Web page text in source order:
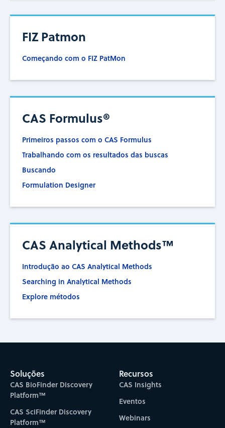
FIZ Patmon
Começando com o FIZ PatMon
CAS Formulus®
Primeiros passos com o CAS Formulus
Trabalhando com os resultados das buscas
Buscando
Formulation Designer
CAS Analytical Methods™
Introdução ao CAS Analytical Methods
Searching in Analytical Methods
Explore métodos
Soluções
CAS BioFinder Discovery
Platform™
CAS SciFinder Discovery
Platform™
Recursos
CAS Insights
Eventos
Webinars